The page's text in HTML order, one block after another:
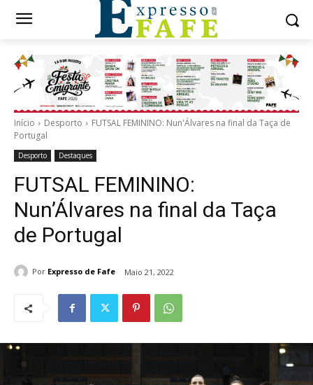
Início Desporto
FUTSAL FEMININO: Nun'Álvares na final da Taça de
Portugal
Desporto Destaques
FUTSAL FEMININO:
Nun’Álvares na final da Taça
de Portugal
Por Expresso de Fafe Maio 21, 2022